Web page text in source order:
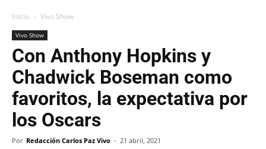
Inicio Vivo Show
Vivo Show
Con Anthony Hopkins y
Chadwick Boseman como
favoritos, la expectativa por
los Oscars
Por Redacción Carlos Paz Vivo - 21 abril, 2021